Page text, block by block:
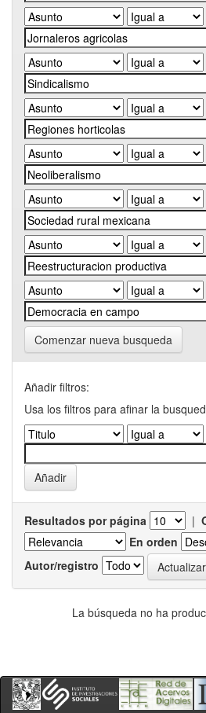
Comenzar nueva busqueda
Añadir filtros:
Usa los filtros para afinar la
Resultados por página |
En orden
Autor/registro
La búsqueda no ha